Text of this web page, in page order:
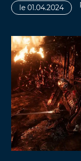
le 01.04.2024